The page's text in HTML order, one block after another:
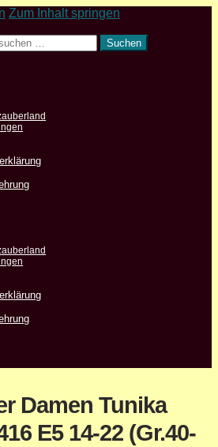
Zum Inhalt springen
Suchen
Damen Tunika
E5 14-22 (Gr.40-